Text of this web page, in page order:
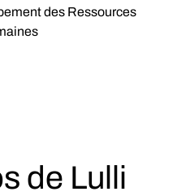
des Ressources
de Lulli